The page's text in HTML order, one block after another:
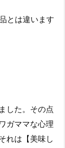
とは違います
した。その点
ガママな心理
れは【美味し